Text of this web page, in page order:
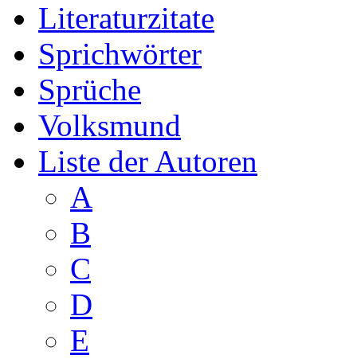
Literaturzitate
Sprichwörter
Sprüche
Volksmund
Liste der Autoren
A
B
C
D
E